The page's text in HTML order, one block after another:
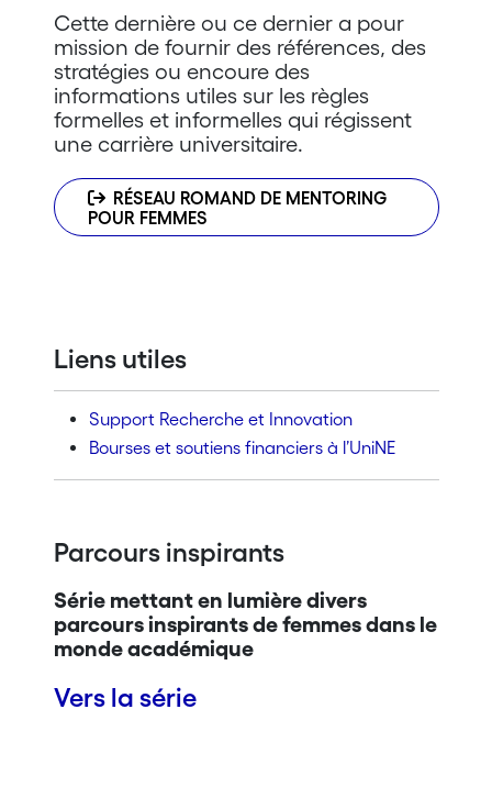
Cette dernière ou ce dernier a pour
mission de fournir des références, des
stratégies ou encoure des
informations utiles sur les règles
formelles et informelles qui régissent
une carrière universitaire.
RÉSEAU ROMAND DE MENTORING
POUR FEMMES
Liens utiles
Support Recherche et Innovation
Bourses et soutiens financiers à l’UniNE
Parcours inspirants
Série mettant en lumière divers
parcours inspirants de femmes dans le
monde académique
Vers la série